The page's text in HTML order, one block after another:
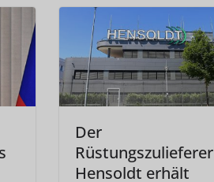
Der
Rüstungszulieferer
Hensoldt erhält